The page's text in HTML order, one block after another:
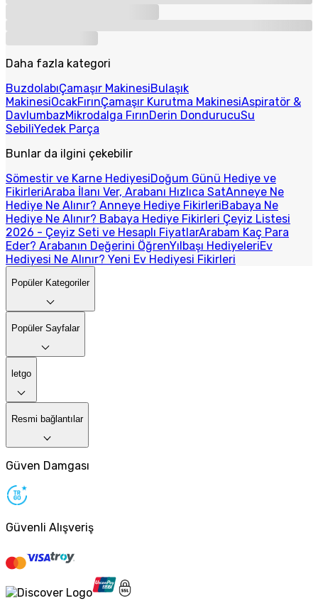
Daha fazla kategori
BuzdolabıÇamaşır MakinesiBulaşık
MakinesiOcakFırınÇamaşır Kurutma MakinesiAspiratör &
DavlumbazMikrodalga FırınDerin DondurucuSu
SebiliYedek Parça
Bunlar da ilgini çekebilir
Sömestir ve Karne HediyesiDoğum Günü Hediye ve
FikirleriAraba İlanı Ver, Arabanı Hızlıca SatAnneye Ne
Hediye Ne Alınır? Anneye Hediye FikirleriBabaya Ne
Hediye Ne Alınır? Babaya Hediye Fikirleri Çeyiz Listesi
2026 - Çeyiz Seti ve Hesaplı FiyatlarArabam Kaç Para
Eder? Arabanın Değerini ÖğrenYılbaşı HediyeleriEv
Hediyesi Ne Alınır? Yeni Ev Hediyesi Fikirleri
Popüler Kategoriler
Popüler Sayfalar
letgo
Resmi bağlantılar
Güven Damgası
Güvenli Alışveriş